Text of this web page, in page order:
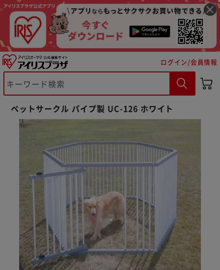
ログイン/会員情報
ペットサークル パイプ製 UC-126 ホワイト
※ご確認ください